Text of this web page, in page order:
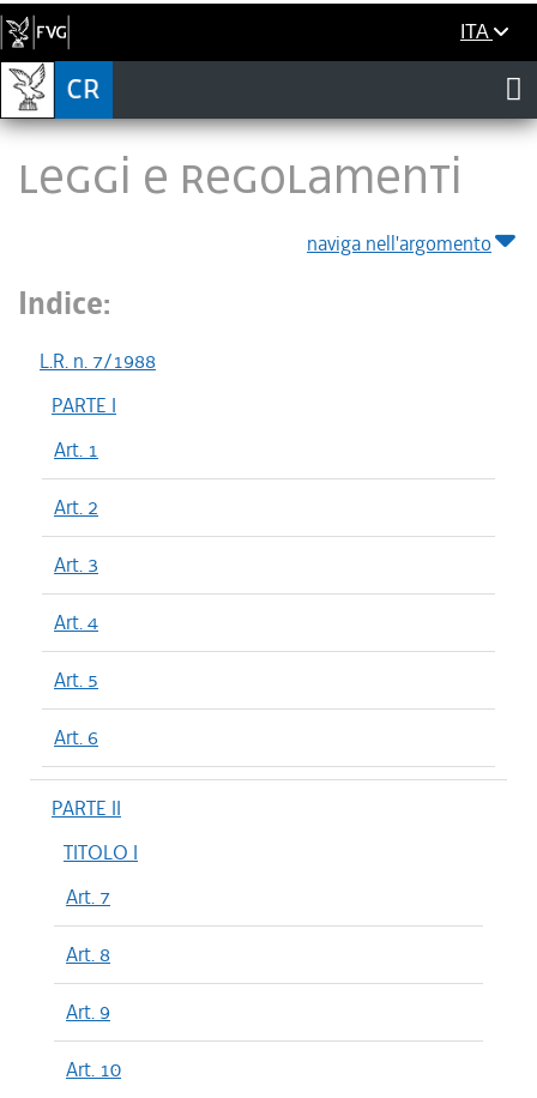
ITA
LEGGI E REGOLAMENTI
naviga nell'argomento
Indice:
L.R. n. 7/1988
PARTE I
Art. 1
Art. 2
Art. 3
Art. 4
Art. 5
Art. 6
PARTE II
TITOLO I
Art. 7
Art. 8
Art. 9
Art. 10